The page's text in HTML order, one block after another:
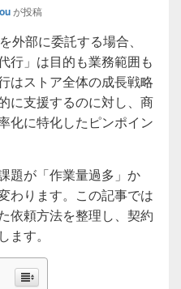
が投稿
外部に委託する場合、
行」は目的も業務範囲も
はストア全体の成長戦略
に支援するのに対し、商
化に特化したピンポイン
題が「作業量過多」か
わります。この記事では
依頼方法を整理し、契約
す。